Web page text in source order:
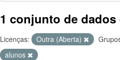
1 conjunto de
Licenças: Outra (Aberta)
alunos